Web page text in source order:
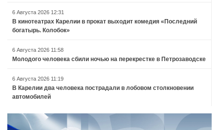
6 Августа 2026 12:31
В кинотеатрах Карелии в прокат выходит комедия «Последний
богатырь. Колобок»
6 Августа 2026 11:58
Молодого человека сбили ночью на перекрестке в Петрозаводске
6 Августа 2026 11:19
В Карелии два человека пострадали в лобовом столкновении
автомобилей